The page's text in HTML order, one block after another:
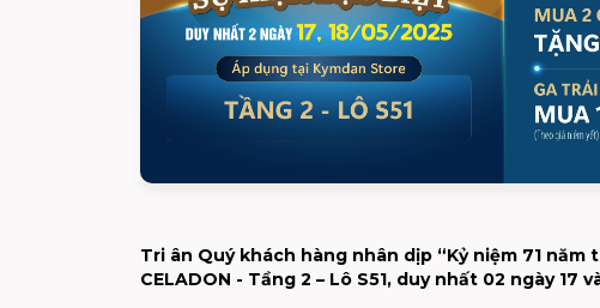
Tri ân Quý khách hàng nhân dịp “Kỷ niệm 71 năm
CELADON - Tầng 2 – Lô S51, duy nhất 02 ngày 17